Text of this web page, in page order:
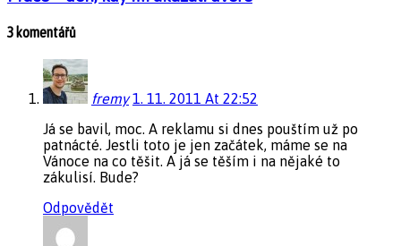
3 komentářů
fremy 1. 11. 2011 At 22:52
Já se bavil, moc. A reklamu si dnes pouštím už po
patnácté. Jestli toto je jen začátek, máme se na
Vánoce na co těšit. A já se těším i na nějaké to
zákulisí. Bude?
Odpovědět